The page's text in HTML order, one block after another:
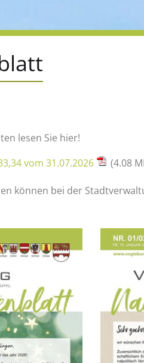
lesen Sie hier!
vom 31.07.2026
(4.08
kön­nen bei der